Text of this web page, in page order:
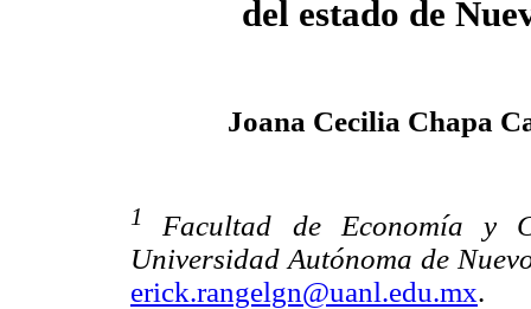
del estado de
Joana Cecilia Chapa
1 Facultad de Economía y
Universidad Autónoma de
erick.rangelgn@uanl.edu.mx.